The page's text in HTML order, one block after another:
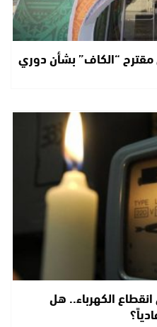
“الكاف” بشأن دوري
الكهرباء.. هل